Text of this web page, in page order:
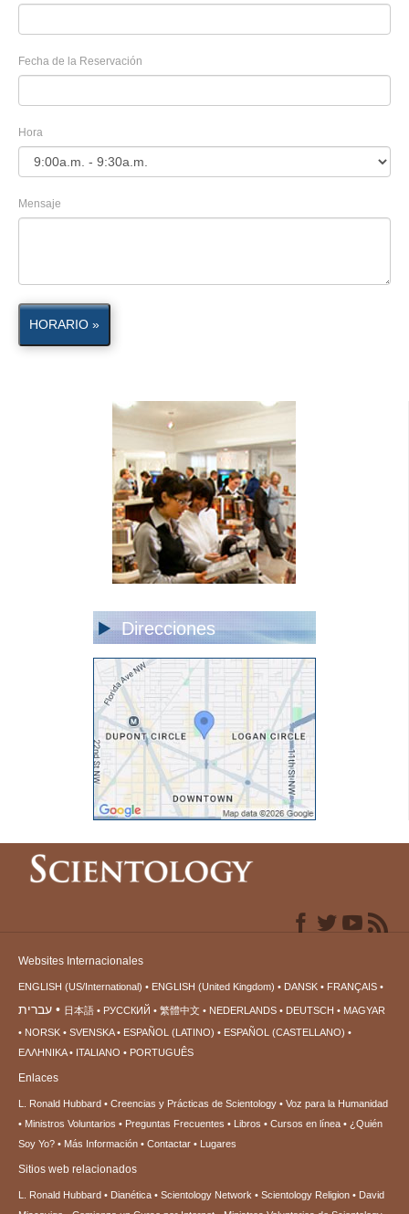
Fecha de la Reservación
Hora
Mensaje
HORARIO »
Direcciones
Websites Internacionales
ENGLISH (US/International) ENGLISH (United Kingdom) DANSK FRANÇAIS
עברית 日本語 РУССКИЙ 繁體中文 NEDERLANDS DEUTSCH
MAGYAR
NORSK
SVENSKA ESPAÑOL (LATINO)
ESPAÑOL (CASTELLANO)
ΕΛΛΗΝΙΚA
ITALIANO PORTUGUÊS
Enlaces
L. Ronald Hubbard Creencias y Prácticas de Scientology
Voz para la Humanidad
Ministros Voluntarios
Preguntas Frecuentes Libros Cursos en línea
¿Quién
Soy Yo?
Más Información Contactar Lugares
Sitios web relacionados
L. Ronald Hubbard Dianética Scientology Network Scientology Religion
David